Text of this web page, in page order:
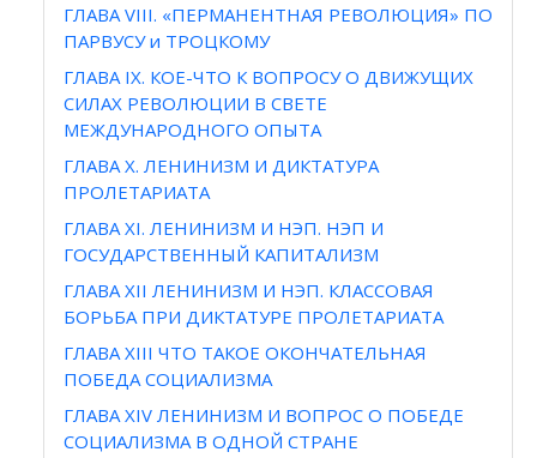
ГЛАВА VIII. «ПЕРМАНЕНТНАЯ РЕВОЛЮЦИЯ» ПО
ПАРВУСУ и ТРОЦКОМУ
ГЛАВА IX. КОЕ-ЧТО К ВОПРОСУ О ДВИЖУЩИХ
СИЛАХ РЕВОЛЮЦИИ В СВЕТЕ
МЕЖДУНАРОДНОГО ОПЫТА
ГЛАВА X. ЛЕНИНИЗМ И ДИКТАТУРА
ПРОЛЕТАРИАТА
ГЛАВА XI. ЛЕНИНИЗМ И НЭП. НЭП И
ГОСУДАРСТВЕННЫЙ КАПИТАЛИЗМ
ГЛАВА XII ЛЕНИНИЗМ И НЭП. КЛАССОВАЯ
БОРЬБА ПРИ ДИКТАТУРЕ ПРОЛЕТАРИАТА
ГЛАВА XIII ЧТО ТАКОЕ ОКОНЧАТЕЛЬНАЯ
ПОБЕДА СОЦИАЛИЗМА
ГЛАВА XIV ЛЕНИНИЗМ И ВОПРОС О ПОБЕДЕ
СОЦИАЛИЗМА В ОДНОЙ СТРАНЕ